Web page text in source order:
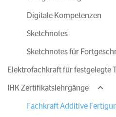
Digitale Kompetenzen
Sketchnotes
Sketchnotes für
Elektrofachkraft für festgelegte
IHK Zertifikatslehrgänge
Fachkraft Additive